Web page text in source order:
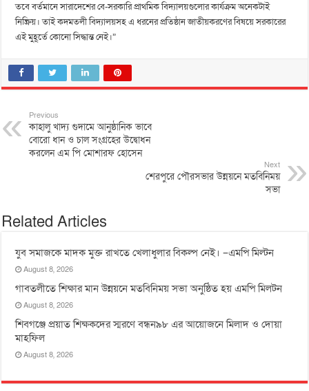
তবে বর্তমানে সারাদেশের বে-সরকারি প্রাথমিক বিদ্যালয়গুলোর কার্যক্রম অনেকটাই
নিষ্ক্রিয়। তাই কদমতলী বিদ্যালয়সহ এ ধরনের প্রতিষ্ঠান জাতীয়করণের বিষয়ে সরকারের
এই মুহূর্তে কোনো সিদ্ধান্ত নেই।”
Previous
কাহালু খাদ্য গুদামে আনুষ্ঠানিক ভাবে
বোরো ধান ও চাল সংগ্রহের উদ্বোধন
করলেন এম পি মোশারফ হোসেন
Next
শেরপুরে পৌরসভার উন্নয়নে মতবিনিময়
সভা
Related Articles
যুব সমাজকে মাদক মুক্ত রাখতে খেলাধুলার বিকল্প নেই। –এমপি মিল্টন
August 8, 2026
‎গাবতলীতে শিক্ষার মান উন্নয়নে ‎মতবিনিময় সভা অনুষ্ঠিত হয় ‎এমপি মিলটন
August 8, 2026
শিবগঞ্জে প্রয়াত শিক্ষকদের স্মরণে বন্ধন৯৮ এর আয়োজনে মিলাদ ও দোয়া
মাহফিল
August 8, 2026